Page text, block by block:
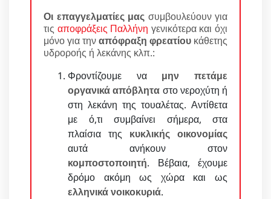
Οι επαγγελματίες μας συμβουλεύουν για
τις αποφράξεις Παλλήνη γενικότερα και όχι
μόνο για τηναπόφραξη φρεατίου κάθετης
υδροροής ή λεκάνης κλπ.:
Φροντίζουμε να μην πετάμε
οργανικά απόβλητα στο νεροχύτη ή
στη λεκάνη της τουαλέτας. Αντίθετα
με ό,τι συμβαίνει σήμερα, στα
πλαίσια της κυκλικής οικονομίας
αυτά ανήκουν στον
κομποστοποιητή. Βέβαια, έχουμε
δρόμο ακόμη ως χώρα και ως
ελληνικά νοικοκυριά.